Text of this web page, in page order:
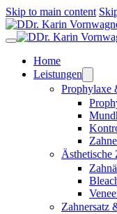
Skip to main content
Home
Leistungen
Prophylaxe
Ästhetische
Zahnersatz